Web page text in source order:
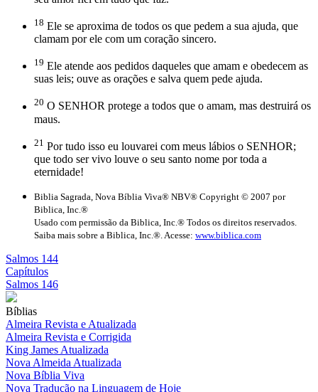
18 Ele se aproxima de todos os que pedem a sua ajuda, que
clamam por ele com um coração sincero.
19 Ele atende aos pedidos daqueles que amam e obedecem as
suas leis; ouve as orações e salva quem pede ajuda.
20 O SENHOR protege a todos que o amam, mas destruirá os
maus.
21 Por tudo isso eu louvarei com meus lábios o SENHOR;
que todo ser vivo louve o seu santo nome por toda a
eternidade!
Biblia Sagrada, Nova Bíblia Viva® NBV® Copyright © 2007 por
Biblica, Inc.®
Usado com permissão da Biblica, Inc.® Todos os direitos reservados.
Saiba mais sobre a Biblica, Inc.®. Acesse: www.biblica.com
Salmos 144
Capítulos
Salmos 146
Bíblias
Almeira Revista e Atualizada
Almeira Revista e Corrigida
King James Atualizada
Nova Almeida Atualizada
Nova Bíblia Viva
Nova Tradução na Linguagem de Hoje